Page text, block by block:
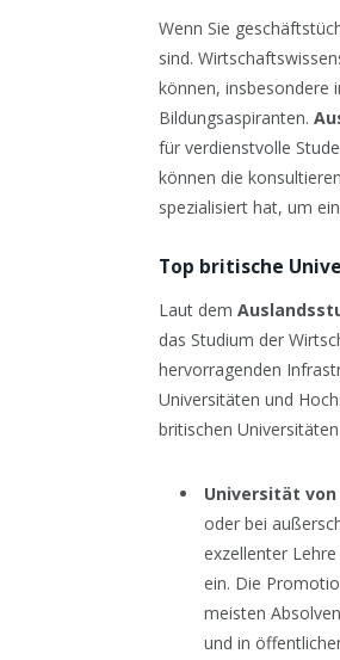
Wenn Sie
sind.
können, insbesondere
Bildungsaspiranten.
für verdienstvolle
können die konsultieren
spezialisiert hat, um
Top britische
Laut dem
das Studium der
hervorragenden
Universitäten und
britischen
Universität von
oder bei
exzellenter
ein. Die
meisten
und in